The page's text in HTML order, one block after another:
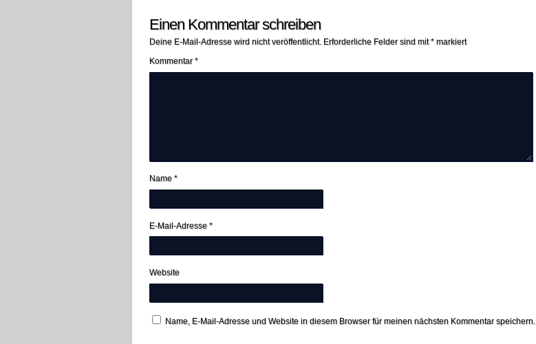
Einen Kommentar schreiben
Deine E-Mail-Adresse wird nicht veröffentlicht. Erforderliche Felder sind mit* markiert
Kommentar*
Name *
E-Mail-Adresse *
Website
Name, E-Mail-Adresse und Website in diesem Browser für meinen nächsten Kommentar speichern.